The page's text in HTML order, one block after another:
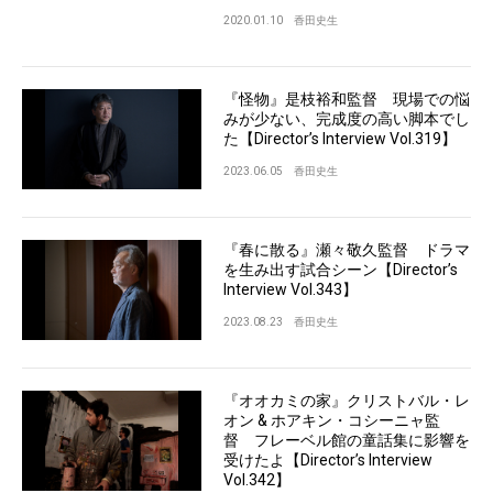
2020.01.10 香田史生
『怪物』是枝裕和監督 現場での悩
みが少ない、完成度の高い脚本でし
た【Director’s Interview Vol.319】
2023.06.05 香田史生
『春に散る』瀬々敬久監督 ドラマ
を生み出す試合シーン【Director’s
Interview Vol.343】
2023.08.23 香田史生
『オオカミの家』クリストバル・レ
オン & ホアキン・コシーニャ監
督 フレーベル館の童話集に影響を
受けたよ【Director’s Interview
Vol.342】